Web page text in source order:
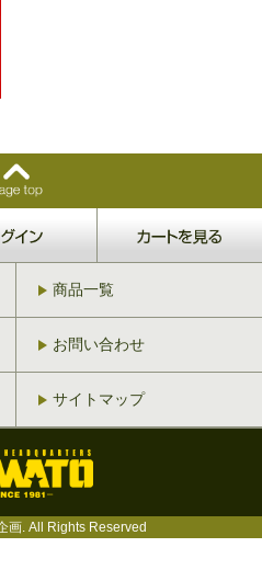
商品一覧
お問い合わせ
サイトマップ
画. All Rights Reserved